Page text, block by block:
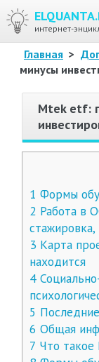
интернет-
Главная >
минусы
Mtek etf:
1 Формы
2 Работа в
3 Карта
находится
4
5
6 Общая
7 Что такое